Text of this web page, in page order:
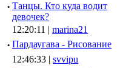
· Танцы. Кто куда водит
девочек?
12:20:11 | marina21
· Пардаугава - Рисование
12:46:33 | svvipu